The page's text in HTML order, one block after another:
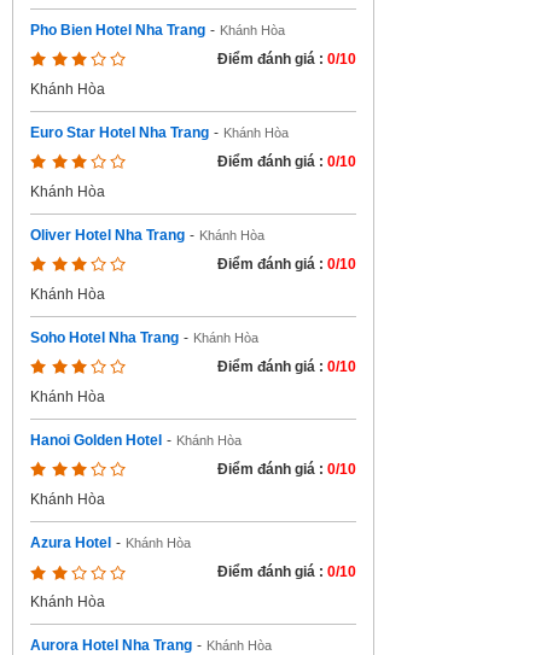
Pho Bien Hotel Nha Trang - Khánh Hòa
Điểm đánh giá : 0/10
Khánh Hòa
Euro Star Hotel Nha Trang - Khánh Hòa
Điểm đánh giá : 0/10
Khánh Hòa
Oliver Hotel Nha Trang - Khánh Hòa
Điểm đánh giá : 0/10
Khánh Hòa
Soho Hotel Nha Trang - Khánh Hòa
Điểm đánh giá : 0/10
Khánh Hòa
Hanoi Golden Hotel - Khánh Hòa
Điểm đánh giá : 0/10
Khánh Hòa
Azura Hotel - Khánh Hòa
Điểm đánh giá : 0/10
Khánh Hòa
Aurora Hotel Nha Trang - Khánh Hòa